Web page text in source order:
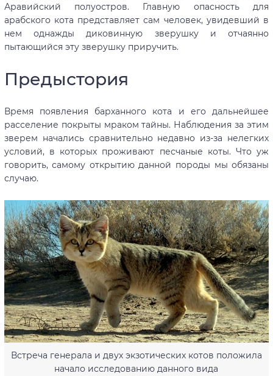
Аравийский полуостров. Главную опасность для
арабского кота представляет сам человек, увидевший в
нем однажды диковинную зверушку и отчаянно
пытающийся эту зверушку приручить.
Предыстория
Время появления барханного кота и его дальнейшее
расселение покрыты мраком тайны. Наблюдения за этим
зверем начались сравнительно недавно из-за нелегких
условий, в которых проживают песчаные коты. Что уж
говорить, самому открытию данной породы мы обязаны
случаю.
Встреча генерала и двух экзотических котов положила
начало исследованию данного вида